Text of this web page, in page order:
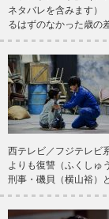
ネタバレを含みます
るはずのなかった歳の
西テレビ／フジテレ
よりも復讐（ふくしゅ
刑事・磯貝（横山裕）